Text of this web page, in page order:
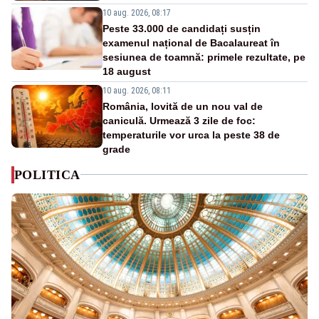
10 aug. 2026, 08:17
Peste 33.000 de candidați susțin
examenul național de Bacalaureat în
sesiunea de toamnă: primele rezultate, pe
18 august
10 aug. 2026, 08:11
România, lovită de un nou val de
caniculă. Urmează 3 zile de foc:
temperaturile vor urca la peste 38 de
grade
POLITICA